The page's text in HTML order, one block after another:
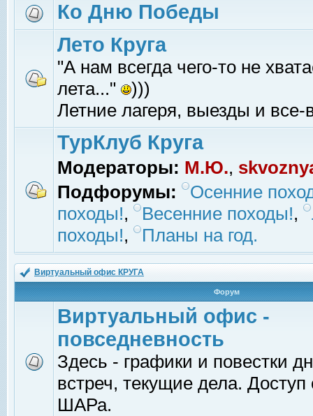
Ко Дню Победы
Лето Круга
"А нам всегда чего-то не
лета..."
)))
Летние лагеря, выезды и все-
ТурКлуб Круга
Модераторы: М.Ю.,
Подфорумы:
Осенние
походы!, Весенние походы!,
походы!, Планы на год.
Виртуальный офис КРУГА
Форум
Виртуальный офис -
повседневность
Здесь - графики и повестки
встреч, текущие дела.
ШАРа.